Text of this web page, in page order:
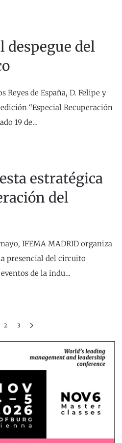
despegue del
Reyes de España, D. Felipe y
“Especial Recuperación
19 de…
estratégica
del
IFEMA MADRID organiza
presencial del circuito
de la indu…
2 3